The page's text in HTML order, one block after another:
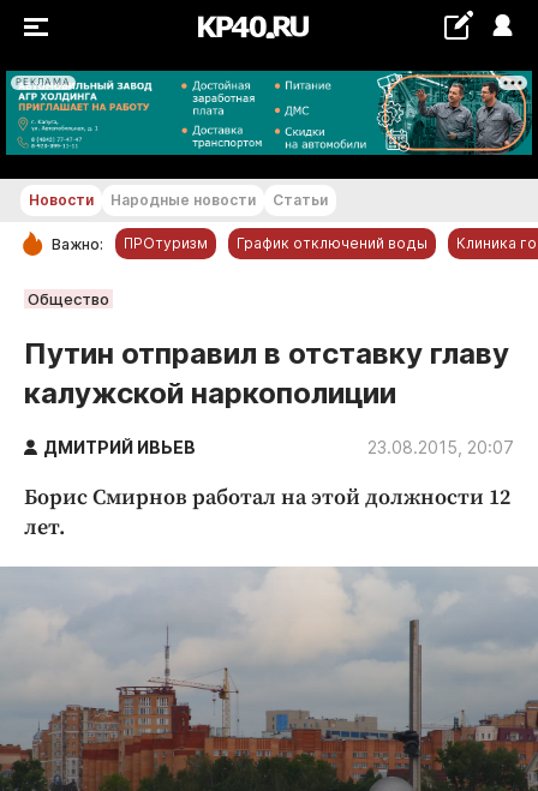
РЕКЛАМА
+22...+23 °С
РУБРИКИ
Новости компаний
Статьи
Народные новости
Авто и транспорт
Благоустройство
Недвижимость и ЖКХ
Образование
Общество
Погода
Праздники
Новости Народные новости Статьи
Важно: ПРОтуризм График отключений воды Клиника
Общество
Путин отправил в отставку главу
калужской наркополиции
ДМИТРИЙ ИВЬЕВ 23.08.2015, 20:07
Борис Смирнов работал на этой должности 12
лет.